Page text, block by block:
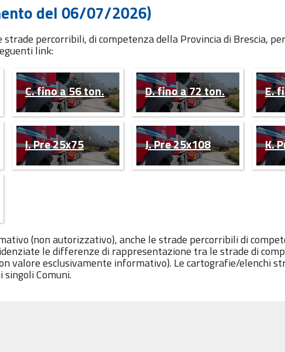
del 06/07/2026)
percorribili, di competenza della Provincia di Brescia,
link:
C. fino a 56 ton. D. fino a 72 ton. E.
I. Pre 25x75 J. Pre 25x108 K.
(non autorizzativo), anche le strade percorribili di
le differenze di rappresentazione tra le strade di
valore esclusivamente informativo). Le cartografie/elenchi
Comuni.